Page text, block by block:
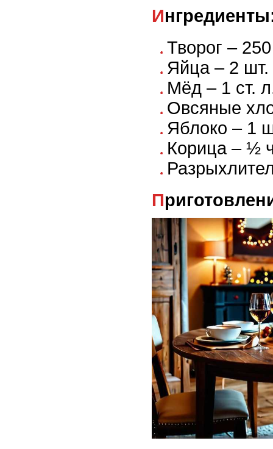
Творог – 250
Яйца – 2 шт.
Мёд – 1 ст.
Овсяные
Яблоко – 1
Корица – ½